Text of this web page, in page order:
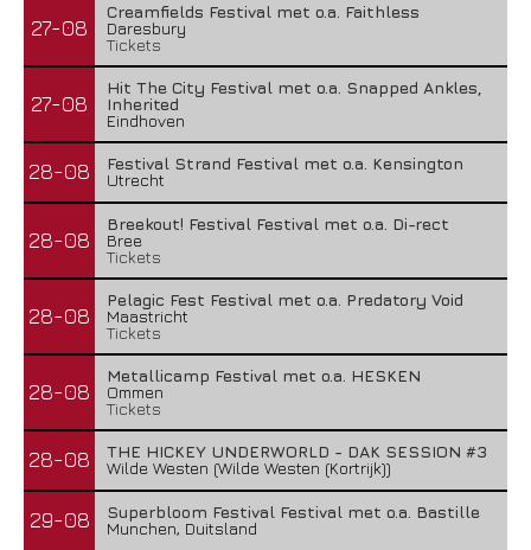
27-08
Creamfields Festival met o.a. Faithless
Daresbury
Tickets
27-08
Hit The City Festival met o.a. Snapped Ankles,
Inherited
Eindhoven
28-08
Festival Strand Festival met o.a. Kensington
Utrecht
28-08
Breekout! Festival Festival met o.a. Di-rect
Bree
Tickets
28-08
Pelagic Fest Festival met o.a. Predatory Void
Maastricht
Tickets
28-08
Metallicamp Festival met o.a. HESKEN
Ommen
Tickets
28-08
THE HICKEY UNDERWORLD - DAK SESSION #3
Wilde Westen (Wilde Westen (Kortrijk))
29-08
Superbloom Festival Festival met o.a. Bastille
Munchen, Duitsland